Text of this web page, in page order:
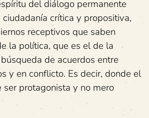
del diálogo permanente
crítica y propositiva,
receptivos que saben
la política, que es el de la
de acuerdos entre
y en conflicto. Es decir, donde el
ser protagonista y no mero